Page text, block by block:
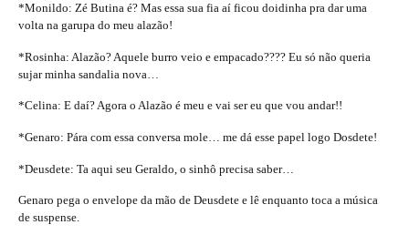
*Monildo: Zé Butina é? Mas essa sua fia aí ficou doidinha pra dar uma
volta na garupa do meu alazão!
*Rosinha: Alazão? Aquele burro veio e empacado???? Eu só não queria
sujar minha sandalia nova…
*Celina: E daí? Agora o Alazão é meu e vai ser eu que vou andar!!
*Genaro: Pára com essa conversa mole… me dá esse papel logo Dosdete!
*Deusdete: Ta aqui seu Geraldo, o sinhô precisa saber…
Genaro pega o envelope da mão de Deusdete e lê enquanto toca a música
de suspense.